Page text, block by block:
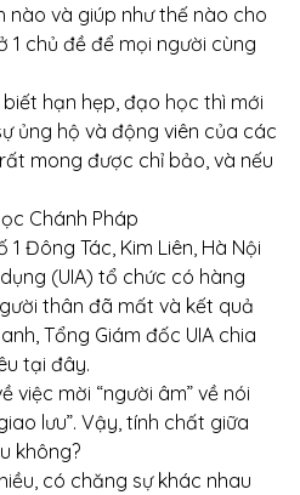
nào và giúp như thế nào cho
1 chủ đề để mọi người cùng
hạn hẹp, đạo học thì mới
ủng hộ và động viên của các
mong được chỉ bảo, và nếu
Chánh Pháp
Đông Tác, Kim Liên, Hà Nội
(UIA) tổ chức có hàng
thân đã mất và kết quả
Tổng Giám đốc UIA chia
tại đây.
việc mời “người âm” về nói
lưu”. Vậy, tính chất giữa
không?
có chăng sự khác nhau